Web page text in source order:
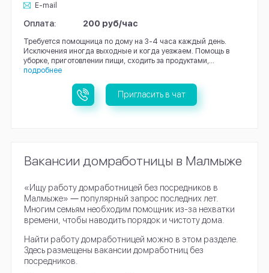
E-mail
Оплата: 200 руб/час
Требуется помощница по дому на 3-4 часа каждый день.
Исключения иногда выходные и когда уезжаем. Помощь в
уборке, приготовлении пищи, сходить за продуктами,...
подробнее
Пригласить в чат
Вакансии домработницы в Малмыже
«Ищу работу домработницей без посредников в
Малмыже» ― популярный запрос последних лет.
Многим семьям необходим помощник из-за нехватки
времени, чтобы наводить порядок и чистоту дома.
Найти работу домработницей можно в этом разделе.
Здесь размещены вакансии домработниц без
посредников.